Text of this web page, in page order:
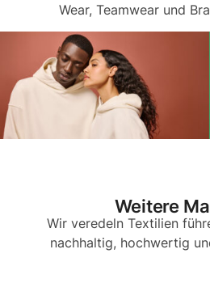
Wear, Teamwear und
Weitere
Wir veredeln Textilien
nachhaltig, hochwertig